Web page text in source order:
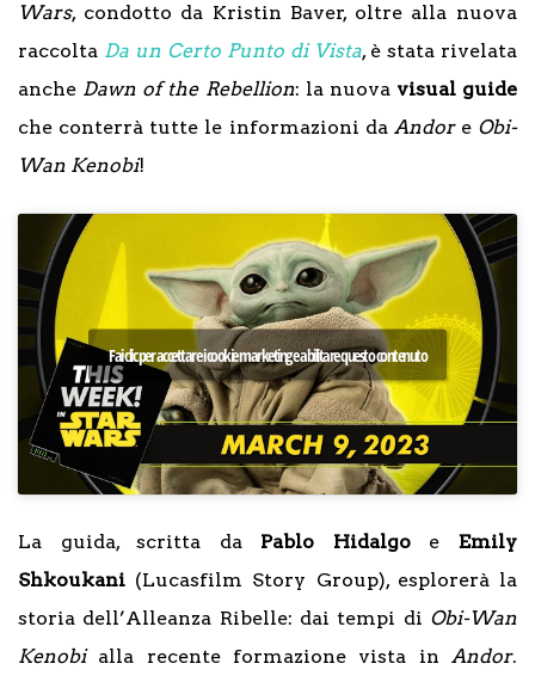
Wars, condotto da Kristin Baver, oltre alla nuova
raccolta Da un Certo Punto di Vista, è stata rivelata
anche Dawn of the Rebellion: la nuova visual guide
che conterrà tutte le informazioni da Andore Obi-
Wan Kenobi!
Fai clic per accettare i cookie marketing e abilitare questo contenuto
La guida, scritta daPablo HidalgoeEmily
Shkoukani (Lucasfilm Story Group), esplorerà la
storia dell’Alleanza Ribelle: dai tempi di Obi-Wan
Kenobialla recente formazione vista in Andor.